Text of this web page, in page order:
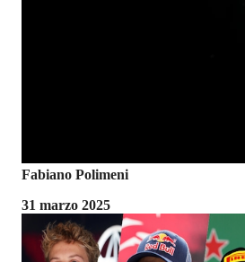
Fabiano Polimeni
31 marzo 2025